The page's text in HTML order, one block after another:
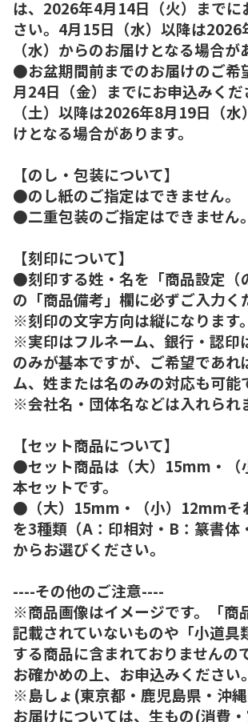
は、2026年4月14日（火）までに
さい。4月15日（水）以降は2026
（水）からのお届けとなる場合が
●お盆期間前までのお届けのご希
月24日（金）までにお申込みく
（土）以降は2026年8月19日（
けとなる場合があります。
【のし・包装について】
●のし紙のご指定はできません。
●二重包装のご指定はできません。
【刻印について】
●刻印する姓・名を「商品設定（
の「商品備考」欄に必ずご入力く
※刻印の文字方向は縦になります。
※実印はフルネーム、銀行・認印
のみが基本ですが、ご希望であれ
ム、姓または名のみの対応も可能
※会社名・団体名などは入れられ
【セット商品について】
●セット商品は（大）15mm・（
本セットです。
●（大）15mm・（小）12mmそ
を3種類（A：印相対・B：篆書体
からお選びください。
----その他のご注意----
※商品画像はイメージです。「商
記載されていないものや「小道具
する商品に含まれておりませんの
お確かめの上、お申込みください。
※島しょ(東京都・鹿児島県・沖
お届けについては、生もの(消費